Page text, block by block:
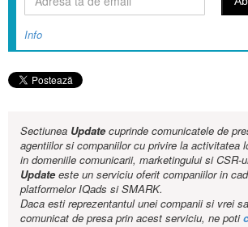
Info
Sectiunea Updatecuprinde comunicatele de
agentiilor si companiilor cu privire la activitatea
in domeniile comunicarii, marketingului si CSR-
Updateeste un serviciu oferit companiilor in
platformelor IQads si SMARK.
Daca esti reprezentantul unei companii si vrei
comunicat de presa prin acest serviciu, ne poti